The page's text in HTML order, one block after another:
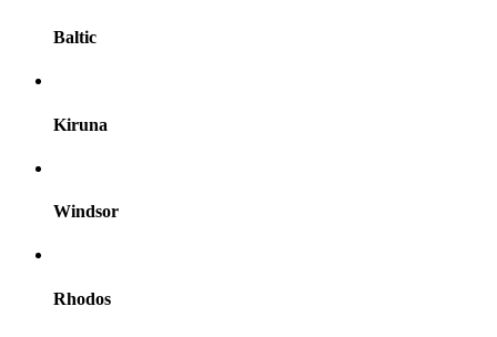
Baltic
Kiruna
Windsor
Rhodos